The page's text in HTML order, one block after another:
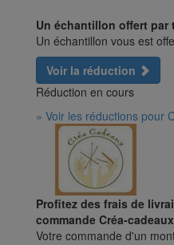
Un échantillon offert par
Un échantillon vous est
Voir la réduction
Réduction en cours
» Voir les réductions pour
Profitez des frais de
commande Créa-
Votre commande d'un